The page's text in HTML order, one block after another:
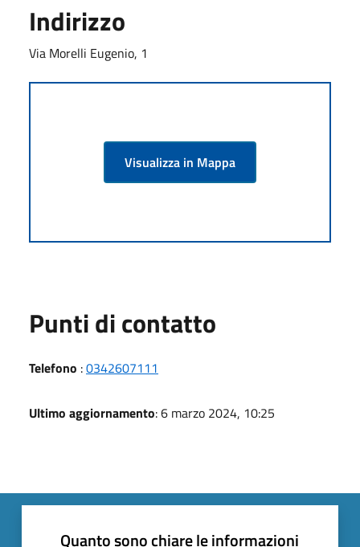
Indirizzo
Via Morelli Eugenio, 1
Visualizza in Mappa
Punti di contatto
Telefono :0342607111
Ultimo aggiornamento: 6 marzo 2024, 10:25
Quanto sono chiare le informazioni